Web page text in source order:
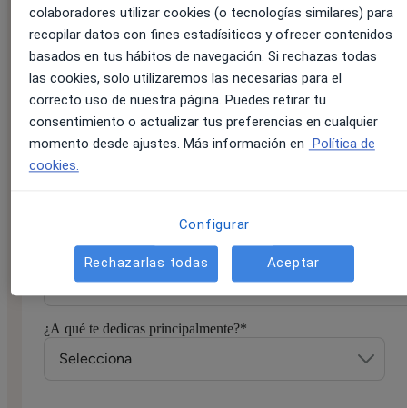
Apellido:*
Correo electrónico:*
¿A qué te dedicas principalmente?*
colaboradores utilizar cookies (o tecnologías similares) para
recopilar datos con fines estadísiticos y ofrecer contenidos
basados en tus hábitos de navegación. Si rechazas todas
las cookies, solo utilizaremos las necesarias para el
correcto uso de nuestra página. Puedes retirar tu
consentimiento o actualizar tus preferencias en cualquier
momento desde ajustes. Más información en Política de
cookies.
Configurar
Rechazarlas todas Aceptar